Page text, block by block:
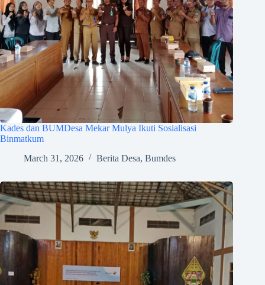
Kades dan BUMDesa Mekar Mulya Ikuti Sosialisasi
Binmatkum
March 31, 2026
Berita Desa, Bumdes